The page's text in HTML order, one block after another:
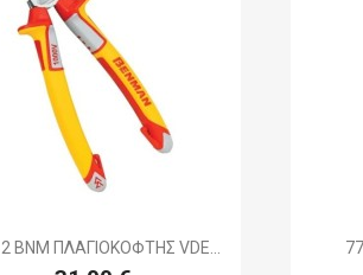
Γρήγορη προβολή
BNM ΠΛΑΓΙΟΚΟΦΤΗΣ VDE...